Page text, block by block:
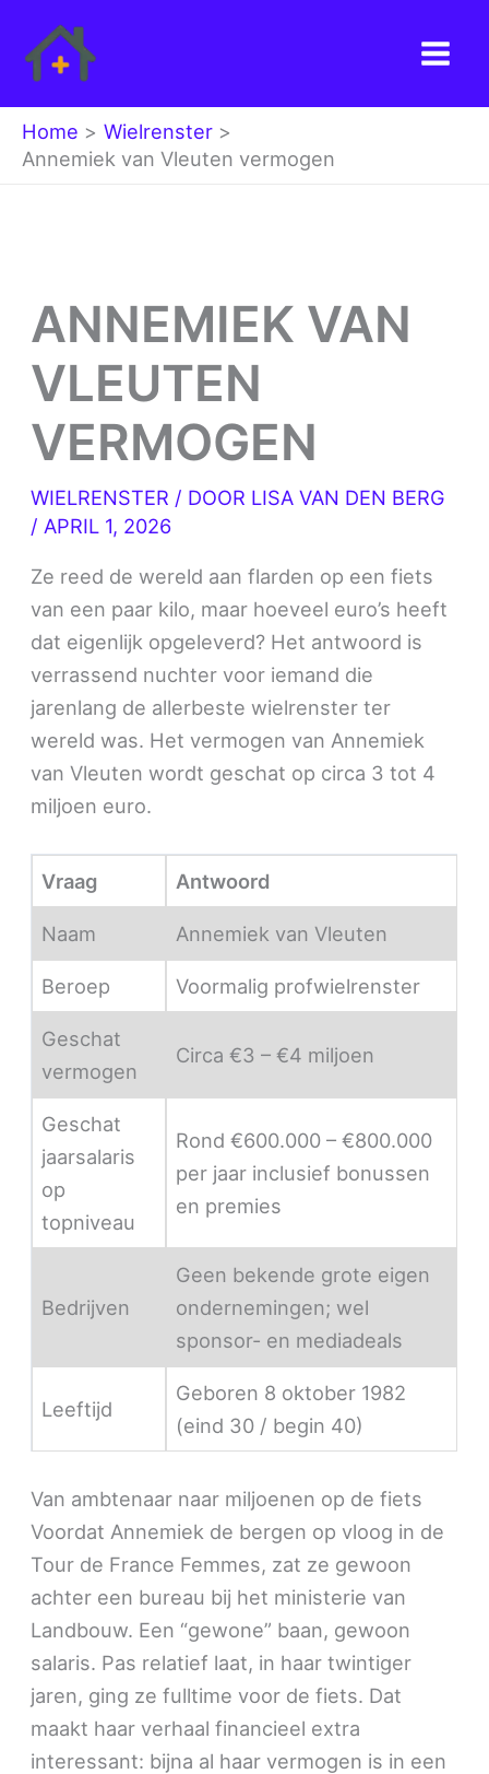
naar
inhoud
Home
Wielrenster
Annemiek van Vleuten vermogen
ANNEMIEK VAN
VLEUTEN
VERMOGEN
WIELRENSTER / DOOR LISA VAN DEN BERG
/ APRIL 1, 2026
Ze reed de wereld aan flarden op een fiets
van een paar kilo, maar hoeveel euro’s heeft
dat eigenlijk opgeleverd? Het antwoord is
verrassend nuchter voor iemand die
jarenlang de allerbeste wielrenster ter
wereld was. Het vermogen van Annemiek
van Vleuten wordt geschat op circa 3 tot 4
miljoen euro.
Vraag Antwoord
Naam Annemiek van Vleuten
Beroep Voormalig profwielrenster
Geschat
vermogen
Circa €3 – €4 miljoen
Geschat
jaarsalaris
op
topniveau
Rond €600.000 – €800.000
per jaar inclusief bonussen
en premies
Bedrijven
Geen bekende grote eigen
ondernemingen; wel
sponsor- en mediadeals
Leeftijd
Geboren 8 oktober 1982
(eind 30 / begin 40)
Van ambtenaar naar miljoenen op de fiets
Voordat Annemiek de bergen op vloog in de
Tour de France Femmes, zat ze gewoon
achter een bureau bij het ministerie van
Landbouw. Een “gewone” baan, gewoon
salaris. Pas relatief laat, in haar twintiger
jaren, ging ze fulltime voor de fiets. Dat
maakt haar verhaal financieel extra
interessant: bijna al haar vermogen is in een